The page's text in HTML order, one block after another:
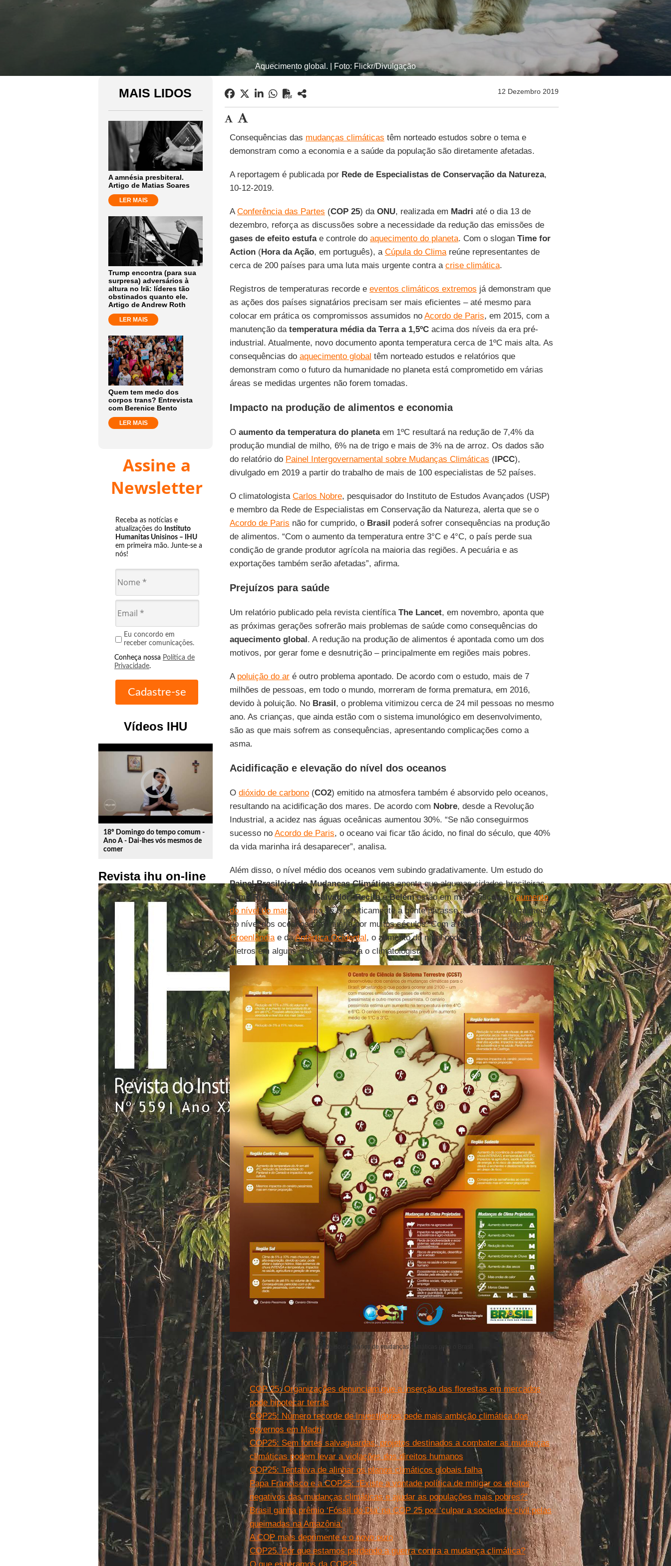
Aquecimento global. | Foto: Flickr/Divulgação
MAIS LIDOS
A amnésia presbiteral.
Artigo de Matias Soares
LER MAIS
Trump encontra (para sua
surpresa) adversários à
altura no Irã: líderes tão
obstinados quanto ele.
Artigo de Andrew Roth
LER MAIS
Quem tem medo dos
corpos trans? Entrevista
com Berenice Bento
LER MAIS
Assine a
Newsletter
Receba as notícias e
atualizações do Instituto
Humanitas Unisinos – IHU
em primeira mão. Junte-se a
nós!
Eu concordo em
receber comunicações.
Conheça nossa Política de
Privacidade.
Vídeos IHU
play_circle_outline
18º Domingo do tempo comum -
Ano A - Dai-lhes vós mesmos de
comer
Revista ihu on-line
12 Dezembro 2019
Consequências das mudanças climáticas têm norteado estudos sobre o tema e
demonstram como a economia e a saúde da população são diretamente afetadas.
A reportagem é publicada por Rede de Especialistas de Conservação da Natureza,
10-12-2019.
AConferência das Partes (COP 25) da ONU, realizada em Madri até o dia 13 de
dezembro, reforça as discussões sobre a necessidade da redução das emissões de
gases de efeito estufae controle do aquecimento do planeta. Com o slogan Time for
Action(Hora da Ação, em português), a Cúpula do Climareúne representantes de
cerca de 200 países para uma luta mais urgente contra a crise climática.
Registros de temperaturas recorde e eventos climáticos extremos já demonstram que
as ações dos países signatários precisam ser mais eficientes – até mesmo para
colocar em prática os compromissos assumidos no Acordo de Paris, em 2015, com a
manutenção da temperatura média da Terra a 1,5ºCacima dos níveis da era pré-
industrial. Atualmente, novo documento aponta temperatura cerca de 1ºC mais alta. As
consequências do aquecimento global têm norteado estudos e relatórios que
demonstram como o futuro da humanidade no planeta está comprometido em várias
áreas se medidas urgentes não forem tomadas.
Impacto na produção de alimentos e economia
O aumento da temperatura do planetaem 1ºC resultará na redução de 7,4% da
produção mundial de milho, 6% na de trigo e mais de 3% na de arroz. Os dados são
do relatório do Painel Intergovernamental sobre Mudanças Climáticas (IPCC),
divulgado em 2019 a partir do trabalho de mais de 100 especialistas de 52 países.
O climatologista Carlos Nobre, pesquisador do Instituto de Estudos Avançados (USP)
e membro da Rede de Especialistas em Conservação da Natureza, alerta que se o
Acordo de Paris não for cumprido, o Brasil poderá sofrer consequências na produção
de alimentos. “Com o aumento da temperatura entre 3°C e 4°C, o país perde sua
condição de grande produtor agrícola na maioria das regiões. A pecuária e as
exportações também serão afetadas”, afirma.
Prejuízos para saúde
Um relatório publicado pela revista científica The Lancet, em novembro, aponta que
as próximas gerações sofrerão mais problemas de saúde como consequências do
aquecimento global. A redução na produção de alimentos é apontada como um dos
motivos, por gerar fome e desnutrição – principalmente em regiões mais pobres.
A poluição do aré outro problema apontado. De acordo com o estudo, mais de 7
milhões de pessoas, em todo o mundo, morreram de forma prematura, em 2016,
devido à poluição. No Brasil, o problema vitimizou cerca de 24 mil pessoas no mesmo
ano. As crianças, que ainda estão com o sistema imunológico em desenvolvimento,
são as que mais sofrem as consequências, apresentando complicações como a
asma.
Acidificação e elevação do nível dos oceanos
O dióxido de carbono(CO2) emitido na atmosfera também é absorvido pelo oceanos,
resultando na acidificação dos mares. De acordo com Nobre, desde a Revolução
Industrial, a acidez nas águas oceânicas aumentou 30%. “Se não conseguirmos
sucesso no Acordo de Paris, o oceano vai ficar tão ácido, no final do século, que 40%
da vida marinha irá desaparecer”, analisa.
Além disso, o nível médio dos oceanos vem subindo gradativamente. Um estudo do
Painel Brasileiro de Mudanças Climáticasaponta que algumas cidades brasileiras
como Rio de Janeiro,Salvador,RecifeeBelémestão em maior risco peloaumento
do nível do mar. “Mesmo se hipoteticamente a gente parasse as emissões, o aumento
do nível dos oceanos continuaria por muitos séculos. Com a tendência de degelo da
Groenlândiae daAntártica Ocidental, o aumento do nível pode ultrapassar vários
metros em alguns séculos”, finaliza o climatologista.
Mapa de dois cenários de mudanças climáticas para o Brasil.
Leia mais
COP 25: Organizações denunciam que a inserção das florestas em mercados
pode hipotecar terras
COP25: Número recorde de investidores pede mais ambição climática dos
governos em Madri
COP25: Sem fortes salvaguardas, projetos destinados a combater as mudanças
climáticas podem levar a violações dos direitos humanos
COP25: Tentativa de alinhar os planos climáticos globais falha
Papa Francisco e a COP25: “Existe a vontade política de mitigar os efeitos
negativos das mudanças climáticas e ajudar as populações mais pobres?”
Brasil ganha prêmio ‘Fóssil do Dia’ na COP 25 por ‘culpar a sociedade civil pelas
queimadas na Amazônia’
A COP mais deprimente e o novo ouro
COP25. Por que estamos perdendo a guerra contra a mudança climática?